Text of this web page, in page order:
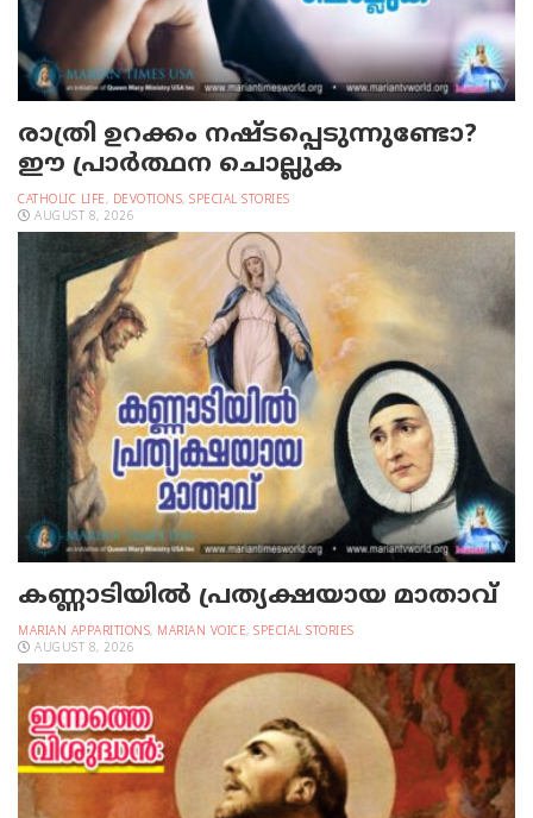
രാത്രി ഉറക്കം നഷ്ടപ്പെടുന്നുണ്ടോ?
ഈ പ്രാര്‍ത്ഥന ചൊല്ലുക
CATHOLIC LIFE, DEVOTIONS, SPECIAL STORIES
AUGUST 8, 2026
കണ്ണാടിയില്‍ പ്രത്യക്ഷയായ മാതാവ്
MARIAN APPARITIONS, MARIAN VOICE, SPECIAL STORIES
AUGUST 8, 2026